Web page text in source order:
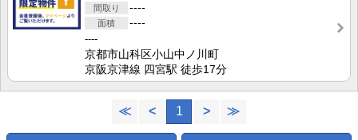
----
----
----
京都市山科区小山中ノ川町
京阪京津線 四宮駅 徒歩17分
≪ < 1 > ≫